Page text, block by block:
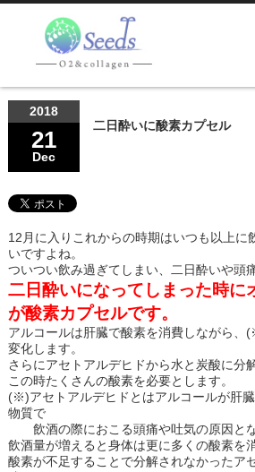
2018
21
Dec
二日酔いに酸素カプセル
12月に入りこれからの時期はいつも以上に
いですよね。
ついつい飲み過ぎてしまい、二日酔いや頭
二日酔いになってしまった時に
が酸素カプセルです。
アルコールは肝臓で酸素を消費しながら、
変化します。
さらにアセトアルデヒドから水と炭酸に分
この時たくさんの酸素を必要とします。
(※)アセトアルデヒドとはアルコールが肝
物質で
飲酒の際におこる頭痛や吐気の原因とな
飲酒量が増えると身体は更に多くの酸素を
酸素が不足することで分解されなかったア